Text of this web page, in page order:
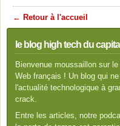
← Retour à l'accueil
le blog high tech du
Bienvenue moussaillon sur
Web français ! Un blog qui
l'actualité technologique à
crack.
Entre les articles, notre